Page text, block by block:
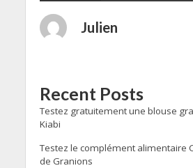
Julien
Recent Posts
Testez gratuitement une blouse
Kiabi
Testez le complément alimentaire
de Granions